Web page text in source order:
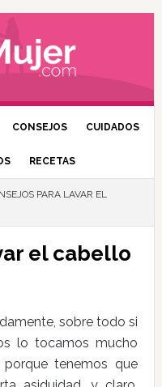
CONSEJOS CUIDADOS
RECETAS
PARA LAVAR EL
el cabello
sobre todo si
lo tocamos mucho
tenemos que